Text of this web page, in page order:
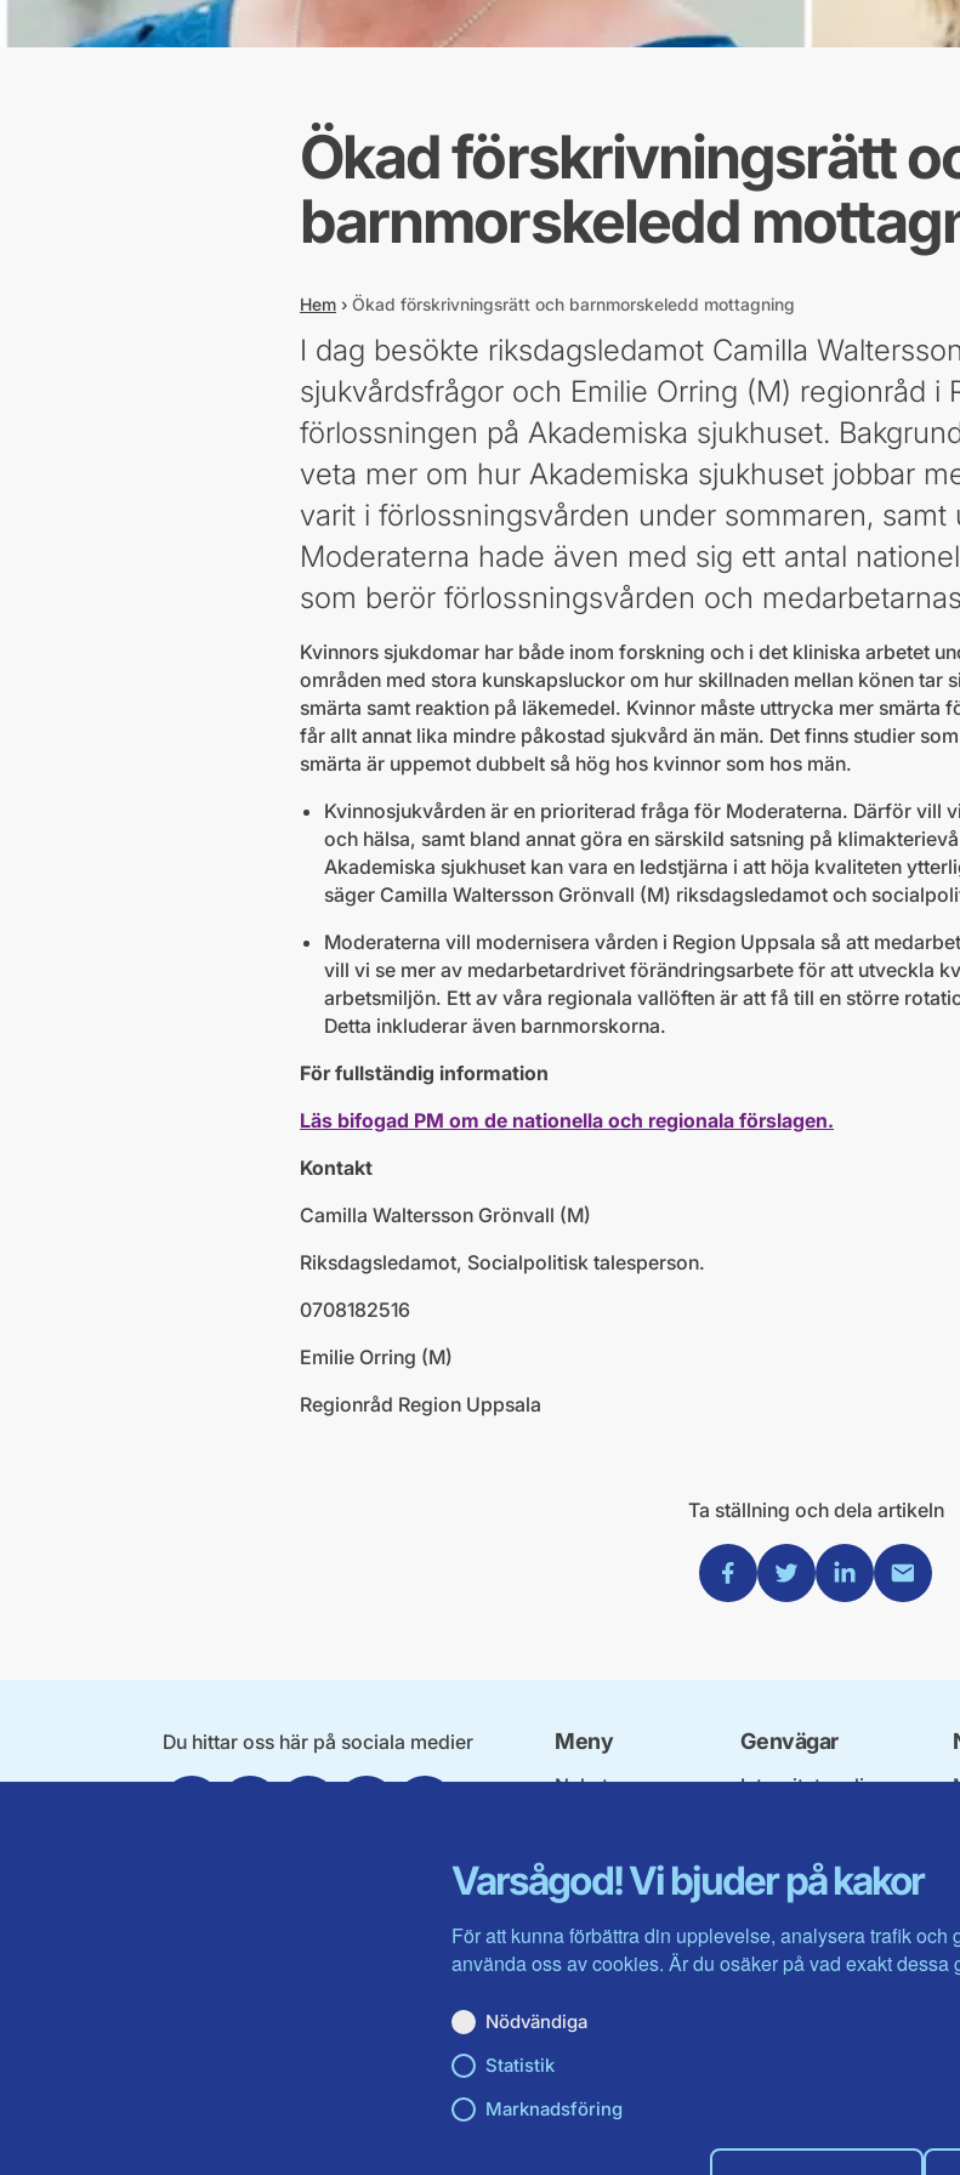
Varsågod! Vi bjuder på kakor
För att kunna förbättra din upplevelse, analysera trafik
använda oss av cookies. Är du osäker på vad exakt dessa
Nödvändiga
Statistik
Marknadsföring
Ökad förskrivningsrätt
barnmorskeledd
Hem › Ökad förskrivningsrätt och barnmorskeledd mottagning
I dag besökte riksdagsledamot Camilla
sjukvårdsfrågor och Emilie Orring (M) regionråd i
förlossningen på Akademiska sjukhuset.
veta mer om hur Akademiska sjukhuset jobbar
varit i förlossningsvården under sommaren,
Moderaterna hade även med sig ett antal
som berör förlossningsvården och
Kvinnors sjukdomar har både inom forskning och i det kliniska arbetet
områden med stora kunskapsluckor om hur skillnaden mellan könen tar
smärta samt reaktion på läkemedel. Kvinnor måste uttrycka mer smärta
får allt annat lika mindre påkostad sjukvård än män. Det finns studier
smärta är uppemot dubbelt så hög hos kvinnor som hos män.
Kvinnosjukvården är en prioriterad fråga för Moderaterna. Därför vill
och hälsa, samt bland annat göra en särskild satsning på
Akademiska sjukhuset kan vara en ledstjärna i att höja kvaliteten
säger Camilla Waltersson Grönvall (M) riksdagsledamot och
Moderaterna vill modernisera vården i Region Uppsala så att
vill vi se mer av medarbetardrivet förändringsarbete för att utveckla
arbetsmiljön. Ett av våra regionala vallöften är att få till en större
Detta inkluderar även barnmorskorna.
För fullständig information
Läs bifogad PM om de nationella och regionala förslagen.
Kontakt
Camilla Waltersson Grönvall (M)
Riksdagsledamot, Socialpolitisk talesperson.
0708182516
Emilie Orring (M)
Regionråd Region Uppsala
Ta ställning och dela artikeln
Dela via Facebook
Dela via Twitter
Dela via Linkedin
Dela via
Du hittar oss här på sociala medier
FacebookTwitterInstagramLinkedinYoutube
Meny
Nyheter
Kontakta oss
Genvägar
Integritetspolicy
Intranätet